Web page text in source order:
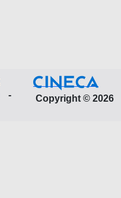
-
Copyright © 2026